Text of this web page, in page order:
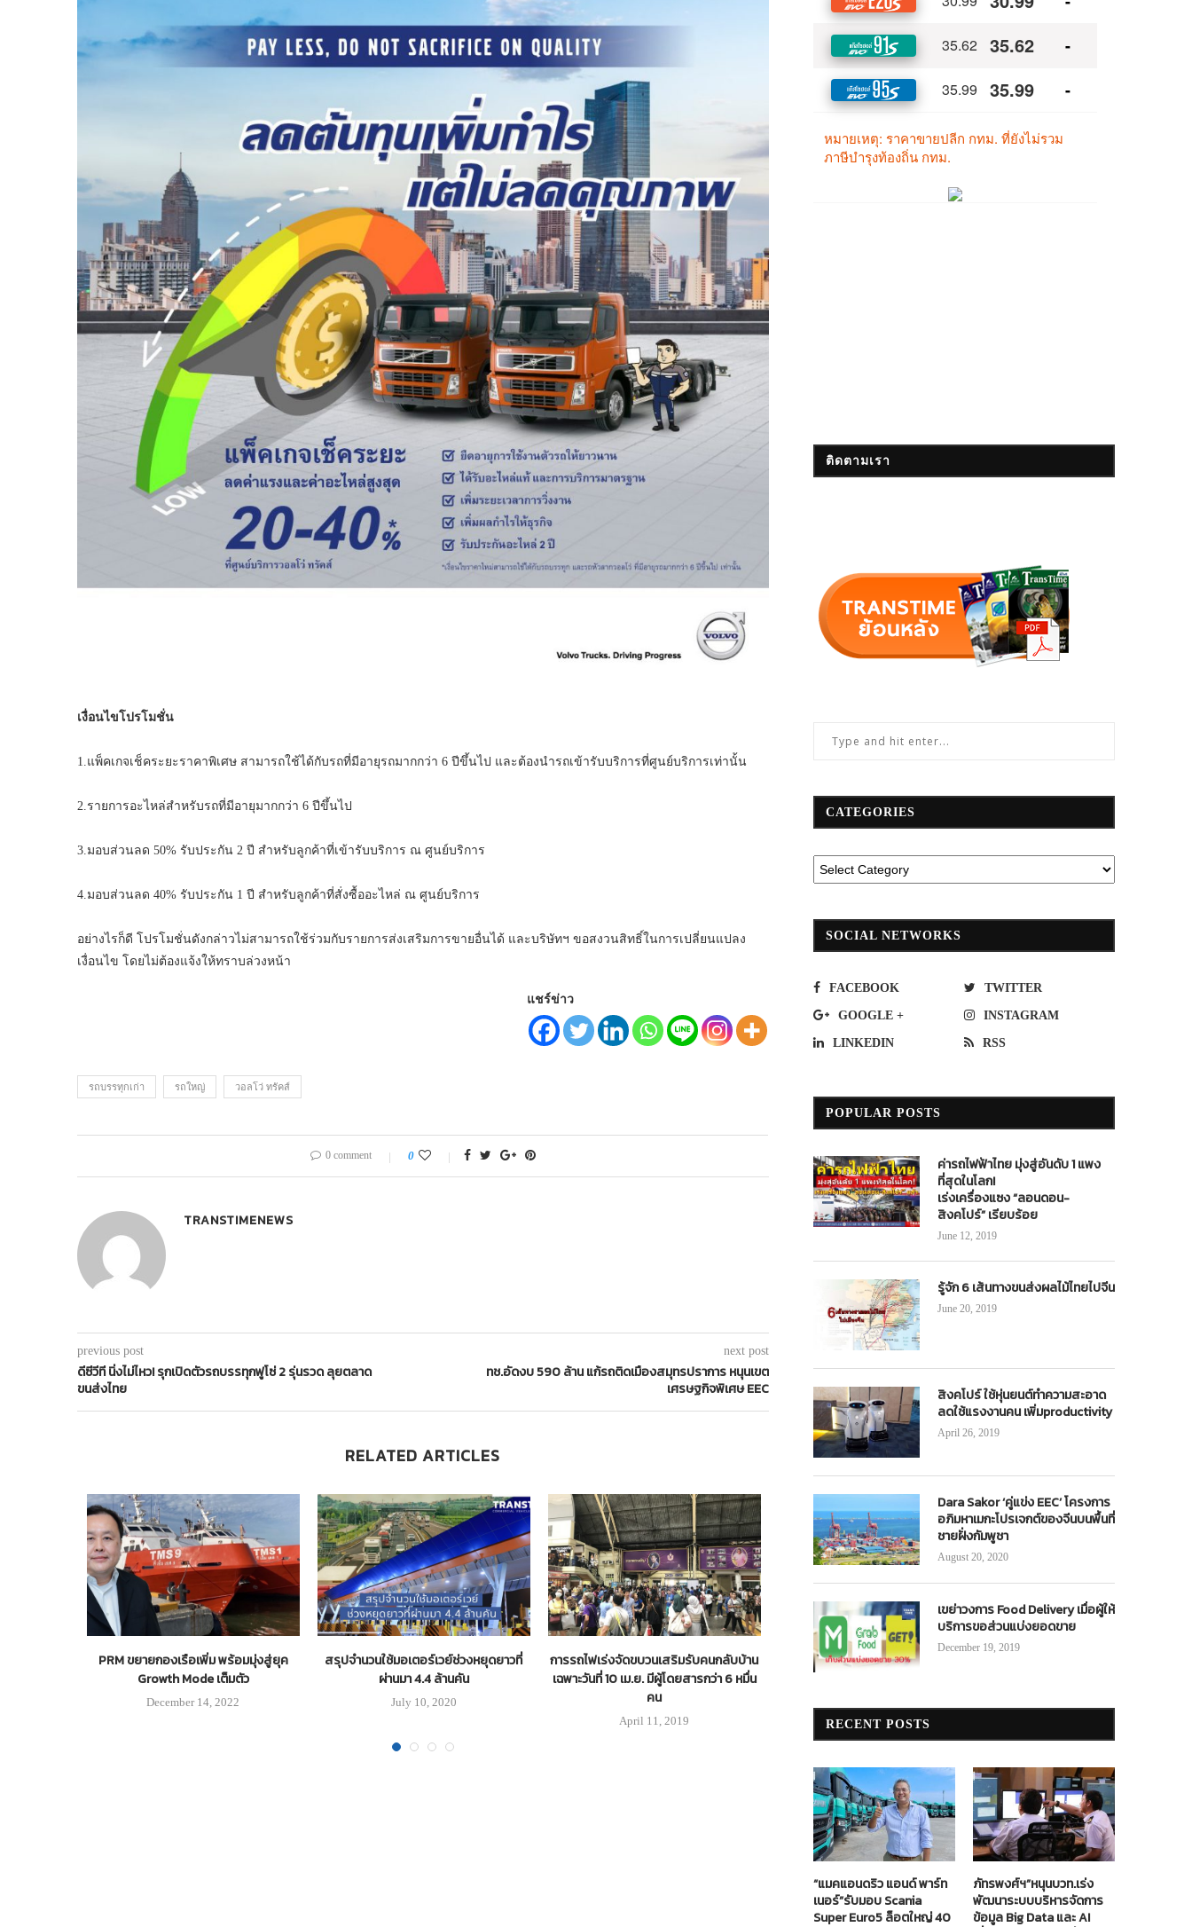
เงื่อนไขโปรโมชั่น
1.แพ็คเกจเช็คระยะราคาพิเศษ สามารถใช้ได้กับรถที่มีอายุรถมากกว่า 6 ปีขึ้นไป และต้องนำรถเข้ารับบริการที่ศูนย์บริการเท่านั้น
2.รายการอะไหล่สำหรับรถที่มีอายุมากกว่า 6 ปีขึ้นไป
3.มอบส่วนลด 50% รับประกัน 2 ปี สำหรับลูกค้าที่เข้ารับบริการ ณ ศูนย์บริการ
4.มอบส่วนลด 40% รับประกัน 1 ปี สำหรับลูกค้าที่สั่งซื้ออะไหล่ ณ ศูนย์บริการ
อย่างไรก็ดี โปรโมชั่นดังกล่าวไม่สามารถใช้ร่วมกับรายการส่งเสริมการขายอื่นได้ และบริษัทฯ ขอสงวนสิทธิ์ในการเปลี่ยนแปลง
เงื่อนไข โดยไม่ต้องแจ้งให้ทราบล่วงหน้า
แชร์ข่าว
รถบรรทุกเก่า รถใหญ่ วอลโว่ ทรัคส์
0 comment 0
TRANSTIMENEWS
previous post
ดีซีวีที นิ่งไม่ไหว! รุกเปิดตัวรถบรรทุกฟูโซ่ 2 รุ่นรวด ลุยตลาด
ขนส่งไทย
next post
ทช.อัดงบ 590 ล้าน แก้รถติดเมืองสมุทรปราการ หนุนเขต
เศรษฐกิจพิเศษ EEC
RELATED ARTICLES
PRM ขยายกองเรือเพิ่ม พร้อมมุ่งสู่ยุค
Growth Mode เต็มตัว
December 14, 2022
สรุปจำนวนใช้มอเตอร์เวย์ช่วงหยุดยาวที่
ผ่านมา 4.4 ล้านคัน
July 10, 2020
การรถไฟเร่งจัดขบวนเสริมรับคนกลับบ้าน
เฉพาะวันที่ 10 เม.ย. มีผู้โดยสารกว่า 6 หมื่น
คน
April 11, 2019
ไทยเวียตเจ็ทเปิดเส้นทางบินใหม่ บินตรงสู่
ติดตามเรา
CATEGORIES
SOCIAL NETWORKS
FACEBOOK TWITTER
GOOGLE + INSTAGRAM
LINKEDIN RSS
POPULAR POSTS
ค่ารถไฟฟ้าไทย มุ่งสู่อันดับ 1 แพง
ที่สุดในโลก!
เร่งเครื่องแซง “ลอนดอน-
สิงคโปร์” เรียบร้อย
June 12, 2019
รู้จัก 6 เส้นทางขนส่งผลไม้ไทยไปจีน
June 20, 2019
สิงคโปร์ ใช้หุ่นยนต์ทำความสะอาด
ลดใช้แรงงานคน เพิ่มproductivity
April 26, 2019
Dara Sakor ‘คู่แข่ง EEC’ โครงการ
อภิมหาเมกะโปรเจกต์ของจีนบนพื้นที่
ชายฝั่งกัมพูชา
August 20, 2020
เขย่าวงการ Food Delivery เมื่อผู้ให้
บริการขอส่วนแบ่งยอดขาย
December 19, 2019
RECENT POSTS
“แมคแอนดริว แอนด์ พาร์ท
เนอร์”รับมอบ Scania
Super Euro5 ล็อตใหญ่ 40
ภัทรพงศ์ฯ”หนุนบวท.เร่ง
พัฒนาระบบบริหารจัดการ
ข้อมูล Big Data และ AI